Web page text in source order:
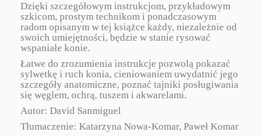
Dzięki szczegółowym instrukcjom, przykładowym
szkicom, prostym technikom i ponadczasowym
radom opisanym w tej książce każdy, niezależnie od
swoich umiejętności, będzie w stanie rysować
wspaniałe konie.
Łatwe do zrozumienia instrukcje pozwolą pokazać
sylwetkę i ruch konia, cieniowaniem uwydatnić jego
szczegóły anatomiczne, poznać tajniki posługiwania
się węglem, ochrą, tuszem i akwarelami.
Autor: David Sanmiguel
Tłumaczenie: Katarzyna Nowa-Komar, Paweł Komar